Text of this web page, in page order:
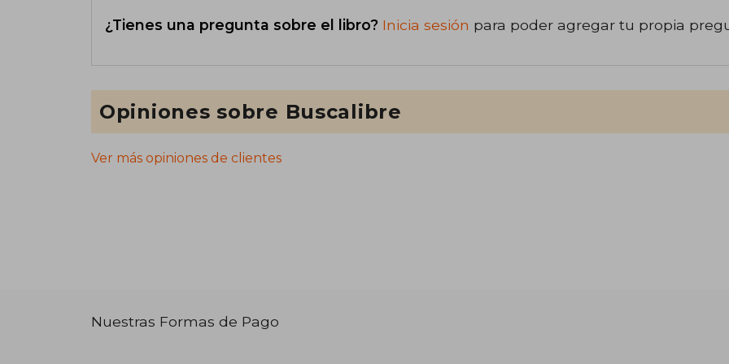
¿Tienes una pregunta sobre el libro? Inicia sesión para poder agregar tu propia
Opiniones sobre Buscalibre
Ver más opiniones de clientes
Nuestras Formas de Pago